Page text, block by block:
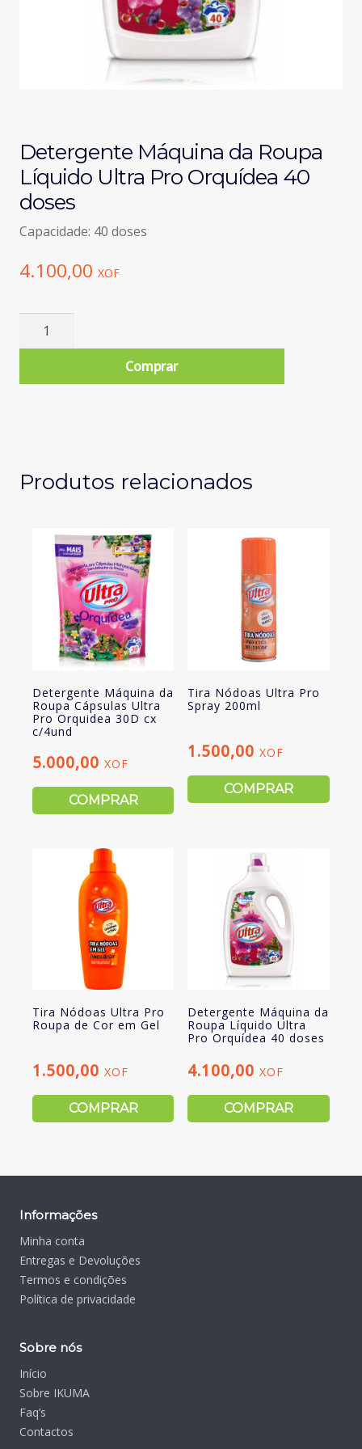
Detergente Máquina da Roupa
Líquido Ultra Pro Orquídea 40
doses
Capacidade: 40 doses
4.100,00 XOF
Quantidade
Máquina
Pro
Comprar
Produtos relacionados
Detergente Máquina da
Roupa Cápsulas Ultra
Pro Orquidea 30D cx
c/4und
5.000,00 XOF
COMPRAR
Tira Nódoas Ultra Pro
Spray 200ml
1.500,00XOF
COMPRAR
Tira Nódoas Ultra Pro
Roupa de Cor em Gel
1.500,00 XOF
COMPRAR
Detergente Máquina da
Roupa Líquido Ultra
Pro Orquídea 40 doses
4.100,00XOF
COMPRAR
Informações
Minha conta
Entregas e Devoluções
Termos e condições
Política de privacidade
Sobre nós
Início
Sobre IKUMA
Faq’s
Contactos